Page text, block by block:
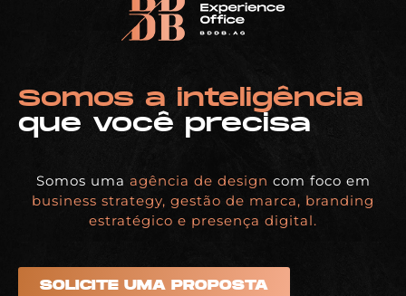
Somos a inteligência
que você precisa
Somos uma agência de design com foco em
business strategy, gestão de marca, branding
estratégico e presença digital.
SOLICITE UMA PROPOSTA